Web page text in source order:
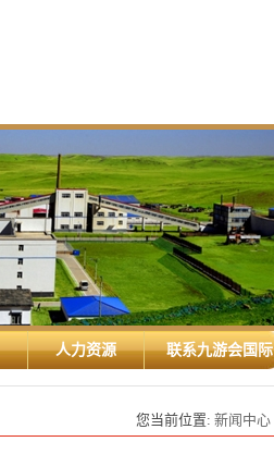
人力资源 联系九游会国际
您当前位置: 新闻中心